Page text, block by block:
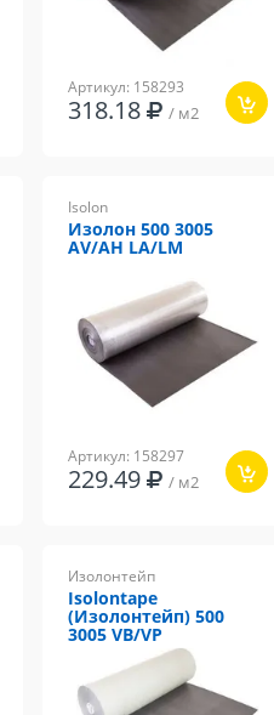
Артикул: 158293
318.18 / м2
Isolon
Изолон 500 3005
AV/AH LA/LM
Артикул: 158297
229.49 / м2
Изолонтейп
Isolontape
(Изолонтейп) 500
3005 VB/VP